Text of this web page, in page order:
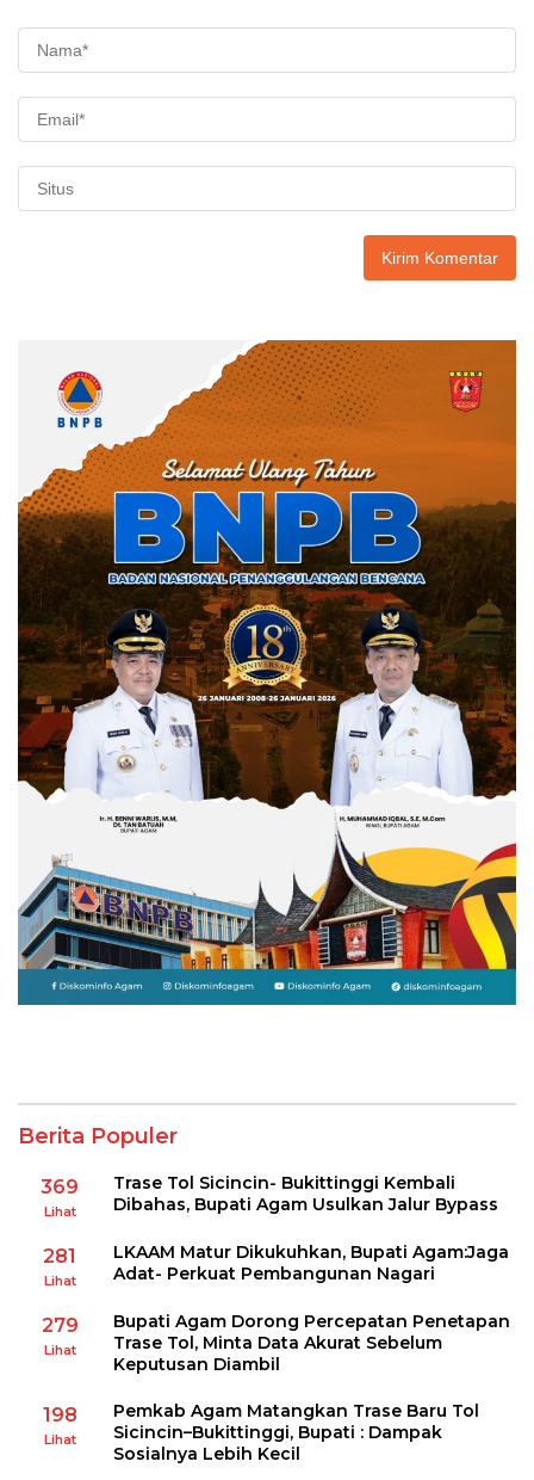
Berita Populer
369
Lihat
Trase Tol Sicincin- Bukittinggi Kembali
Dibahas, Bupati Agam Usulkan Jalur Bypass
281
Lihat
LKAAM Matur Dikukuhkan, Bupati Agam:Jaga
Adat- Perkuat Pembangunan Nagari
279
Lihat
Bupati Agam Dorong Percepatan Penetapan
Trase Tol, Minta Data Akurat Sebelum
Keputusan Diambil
198
Lihat
Pemkab Agam Matangkan Trase Baru Tol
Sicincin–Bukittinggi, Bupati : Dampak
Sosialnya Lebih Kecil